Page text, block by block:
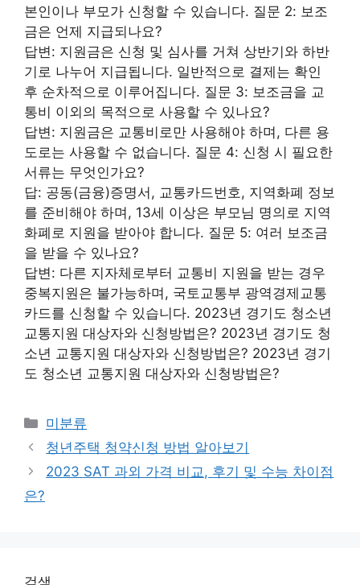
본인이나 부모가 신청할 수 있습니다. 질문 2: 보조
금은 언제 지급되나요?
답변: 지원금은 신청 및 심사를 거쳐 상반기와 하반
기로 나누어 지급됩니다. 일반적으로 결제는 확인
후 순차적으로 이루어집니다. 질문 3: 보조금을 교
통비 이외의 목적으로 사용할 수 있나요?
답변: 지원금은 교통비로만 사용해야 하며, 다른 용
도로는 사용할 수 없습니다. 질문 4: 신청 시 필요한
서류는 무엇인가요?
답: 공동(금융)증명서, 교통카드번호, 지역화폐 정보
를 준비해야 하며, 13세 이상은 부모님 명의로 지역
화폐로 지원을 받아야 합니다. 질문 5: 여러 보조금
을 받을 수 있나요?
답변: 다른 지자체로부터 교통비 지원을 받는 경우
중복지원은 불가능하며, 국토교통부 광역경제교통
카드를 신청할 수 있습니다. 2023년 경기도 청소년
교통지원 대상자와 신청방법은? 2023년 경기도 청
소년 교통지원 대상자와 신청방법은? 2023년 경기
도 청소년 교통지원 대상자와 신청방법은?
Categories
미분류
청년주택 청약신청 방법 알아보기
2023 SAT 과외 가격 비교, 후기 및 수능 차이점
은?
검색